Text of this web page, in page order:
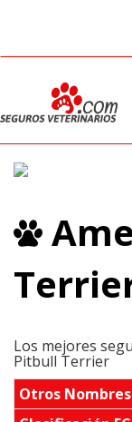
Los mejores
Pitbull Terrier
Otros